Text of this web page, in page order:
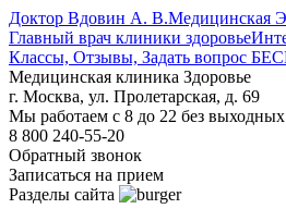
Доктор Вдовин А. В.Медицинская
Главный врач клиники здоровье
Классы, Отзывы, Задать вопрос
Медицинская клиника Здоровье
г. Москва, ул. Пролетарская, д. 69
Мы работаем с 8 до 22 без выходных
8 800 240-55-20
Обратный звонок
Записаться на прием
Разделы сайта